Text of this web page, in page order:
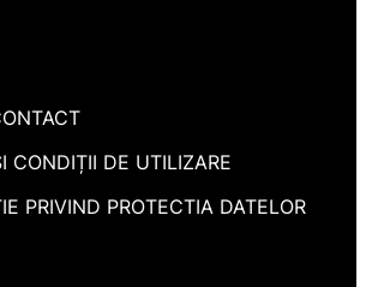
CONDIȚII DE UTILIZARE
PRIVIND PROTECTIA DATELOR